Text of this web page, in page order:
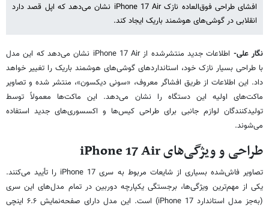
افشای طراحی فوق‌العاده نازک iPhone 17 Air نشان می‌دهد که اپل قصد دارد
انقلابی در گوشی‌های هوشمند باریک ایجاد کند.
نگار علی-
اطلاعات جدید منتشرشده از iPhone 17 Air نشان می‌دهد که این مدل
با طراحی بسیار نازک خود، استانداردهای گوشی‌های هوشمند باریک را تغییر خواهد
داد. این اطلاعات از طریق افشاگر معروف، «سونی دیکسون»، منتشر شده و تصاویر
ماکت‌های اولیه این دستگاه را نشان می‌دهد. این ماکت‌ها معمولاً توسط
تولیدکنندگان لوازم جانبی برای طراحی کیس‌ها و اکسسوری‌های جدید استفاده
می‌شوند.
طراحی و ویژگی‌های iPhone 17 Air
تصاویر فاش‌شده بسیاری از شایعات مربوط به سری iPhone 17 را تأیید می‌کنند.
یکی از مهم‌ترین ویژگی‌ها، برجستگی یکپارچه دوربین در تمام مدل‌های این سری
(به‌جز مدل استاندارد iPhone 17) است. این مدل دارای صفحه‌نمایش ۶.۶ اینچی